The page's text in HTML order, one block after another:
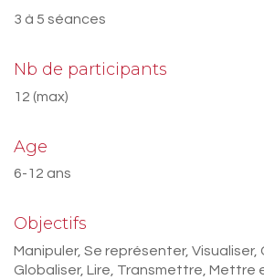
3 à 5 séances
Nb de participants
12 (max)
Age
6-12 ans
Objectifs
Manipuler, Se représenter, Visualiser,
Globaliser, Lire, Transmettre, Mettre